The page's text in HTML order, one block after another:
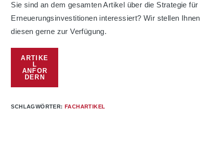
Sie sind an dem gesamten Artikel über die Strategie für
Erneuerungsinvestitionen interessiert? Wir stellen Ihnen
diesen gerne zur Verfügung.
ARTIKE
L
ANFOR
DERN
SCHLAGWÖRTER:FACHARTIKEL